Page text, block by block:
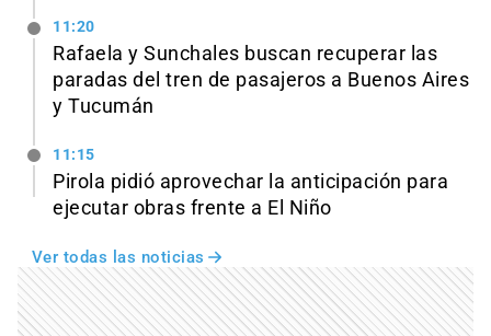
11:20
Rafaela y Sunchales buscan recuperar las
paradas del tren de pasajeros a Buenos Aires
y Tucumán
11:15
Pirola pidió aprovechar la anticipación para
ejecutar obras frente a El Niño
Ver todas las noticias